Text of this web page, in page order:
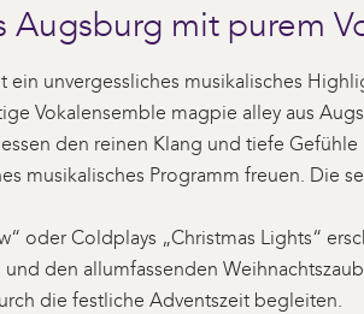
Augsburg mit purem
ein unvergessliches musikalisches
Vokalensemble magpie alley aus
den reinen Klang und tiefe
musikalisches Programm freuen. Die
oder Coldplays „Christmas Lights“
den allumfassenden
die festliche Adventszeit begleiten.